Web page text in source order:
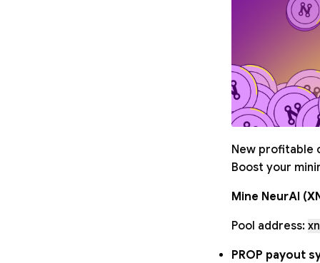
New profitable
Boost your
Mine NeurAI
Pool address:
PROP payout